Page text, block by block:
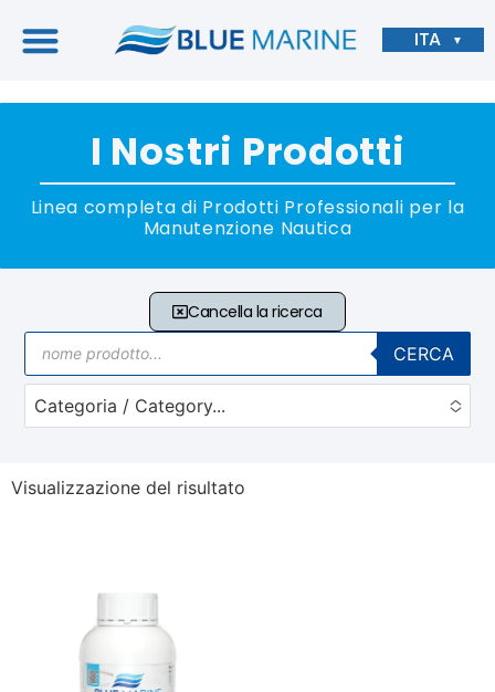
ITA ▼
I Nostri Prodotti
Linea completa di Prodotti Professionali per la
Manutenzione Nautica
Cancella la ricerca
CERCA
Categoria / Category...
Visualizzazione del risultato